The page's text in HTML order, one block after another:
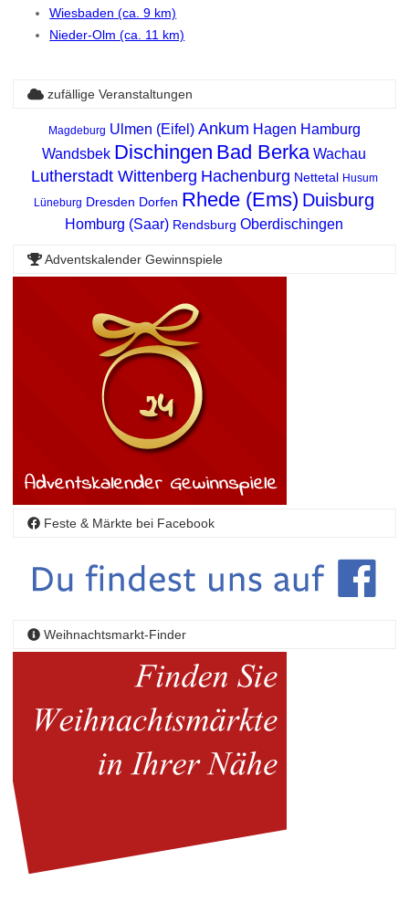
Wiesbaden (ca. 9 km)
Nieder-Olm (ca. 11 km)
zufällige Veranstaltungen
Magdeburg Ulmen (Eifel) Ankum Hagen Hamburg
Wandsbek Dischingen Bad Berka Wachau
Lutherstadt Wittenberg Hachenburg Nettetal Husum
Lüneburg Dresden Dorfen Rhede (Ems) Duisburg
Homburg (Saar) Rendsburg Oberdischingen
Adventskalender Gewinnspiele
Feste & Märkte bei Facebook
Weihnachtsmarkt-Finder